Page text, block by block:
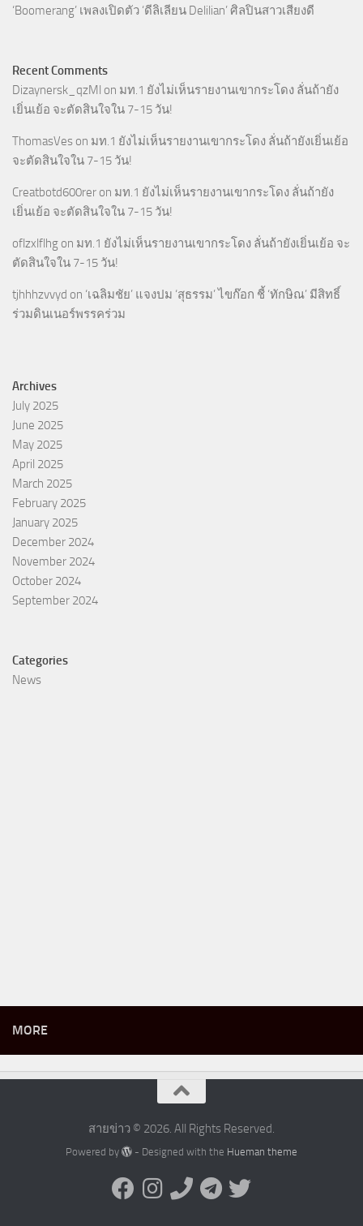
‘Boomerang’ เพลงเปิดตัว ‘ดีลิเลียน Delilian’ ศิลปินสาวเสียงดี
Recent Comments
Dizaynersk_qzMl on มท.1 ยังไม่เห็นรายงานเขากระโดง ลั่นถ้ายัง
เยิ่นเย้อ จะตัดสินใจใน 7-15 วัน!
ThomasVes on มท.1 ยังไม่เห็นรายงานเขากระโดง ลั่นถ้ายังเยิ่นเย้อ
จะตัดสินใจใน 7-15 วัน!
Creatbotd600rer on มท.1 ยังไม่เห็นรายงานเขากระโดง ลั่นถ้ายัง
เยิ่นเย้อ จะตัดสินใจใน 7-15 วัน!
oflzxlflhg on มท.1 ยังไม่เห็นรายงานเขากระโดง ลั่นถ้ายังเยิ่นเย้อ จะ
ตัดสินใจใน 7-15 วัน!
tjhhhzvvyd on ‘เฉลิมชัย’ แจงปม ‘สุธรรม’ ไขก๊อก ชี้ ‘ทักษิณ’ มีสิทธิ์
ร่วมดินเนอร์พรรคร่วม
Archives
July 2025
June 2025
May 2025
April 2025
March 2025
February 2025
January 2025
December 2024
November 2024
October 2024
September 2024
Categories
News
MORE
สายข่าว © 2026. All Rights Reserved.
Powered by - Designed with the Hueman theme